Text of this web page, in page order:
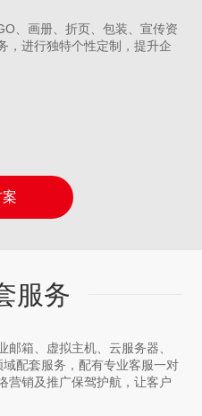
、画册、折页、包装、宣传资
，进行独特个性定制，提升企
服务
箱、虚拟主机、云服务器、
配套服务，配有专业客服一对
营销及推广保驾护航，让客户